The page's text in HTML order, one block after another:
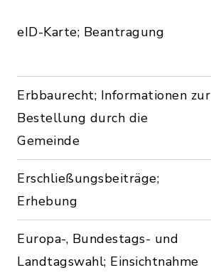
eID-Karte; Beantragung
Erbbaurecht; Informationen zur
Bestellung durch die
Gemeinde
Erschließungsbeiträge;
Erhebung
Europa-, Bundestags- und
Landtagswahl; Einsichtnahme